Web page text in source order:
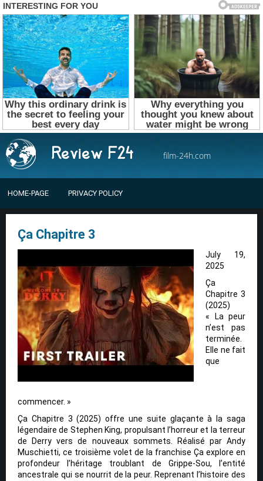
film-24h.com
HOME-PAGE PRIVACY POLICY
Ça Chapitre 3
July 19,
2025
Ça
Chapitre 3
(2025)
« La peur
n’est pas
terminée.
Elle ne fait
que
commencer. »
Ça Chapitre 3 (2025) offre une suite glaçante à la saga
légendaire de Stephen King, propulsant l’horreur et la terreur
de Derry vers de nouveaux sommets. Réalisé par Andy
Muschietti, ce troisième volet de la franchise Ça explore en
profondeur l’héritage troublant de Grippe-Sou, l’entité
ancestrale qui se nourrit de la peur. Reprenant l’histoire des